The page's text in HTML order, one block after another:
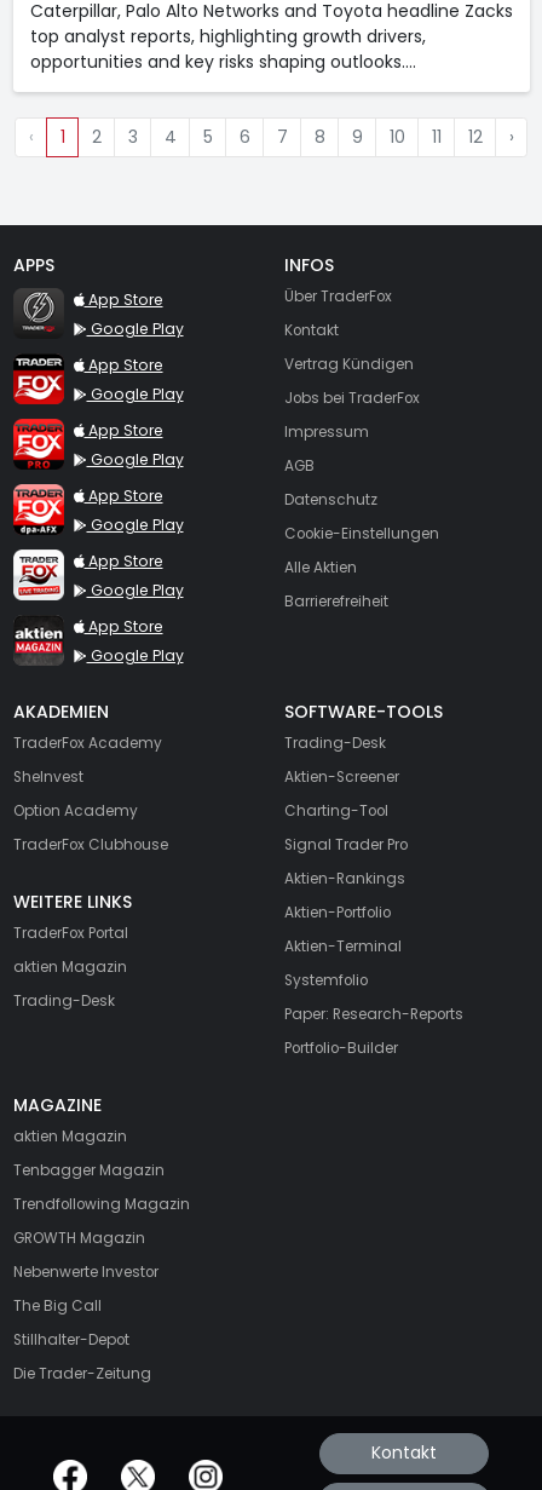
Caterpillar, Palo Alto Networks and Toyota headline Zacks
top analyst reports, highlighting growth drivers,
opportunities and key risks shaping outlooks.…
‹ 1 2 3 4 5 6 7 8 9 10 11 12 ›
APPS
TraderFox Flash
App Store
Google Play
TraderFox App
App Store
Google Play
TraderFox Pro
App Store
Google Play
TraderFox dpa-AFX ProFeed
App Store
Google Play
TraderFox Live Trading
App Store
Google Play
TraderFox aktien Magazin
App Store
Google Play
INFOS
Über TraderFox
Kontakt
Vertrag Kündigen
Jobs bei TraderFox
Impressum
AGB
Datenschutz
Cookie-Einstellungen
Alle Aktien
Barrierefreiheit
AKADEMIEN
TraderFox Academy
SheInvest
Option Academy
TraderFox Clubhouse
WEITERE LINKS
TraderFox Portal
aktien Magazin
Trading-Desk
SOFTWARE-TOOLS
Trading-Desk
Aktien-Screener
Charting-Tool
Signal Trader Pro
Aktien-Rankings
Aktien-Portfolio
Aktien-Terminal
Systemfolio
Paper: Research-Reports
Portfolio-Builder
MAGAZINE
aktien Magazin
Tenbagger Magazin
Trendfollowing Magazin
GROWTH Magazin
Nebenwerte Investor
The Big Call
Stillhalter-Depot
Die Trader-Zeitung
offizielle Social Media-Accounts Kontakt